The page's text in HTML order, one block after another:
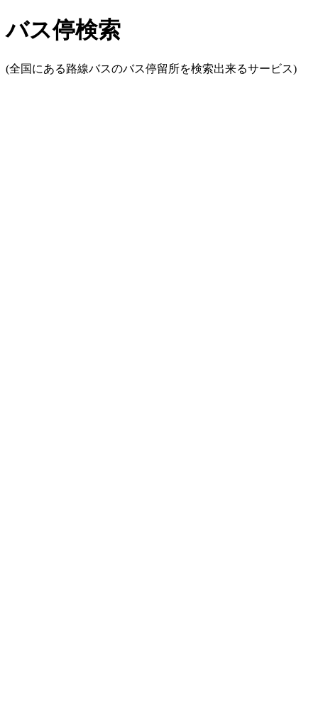
バス停検索
(全国にある路線バスのバス停留所を検索出来るサービス)